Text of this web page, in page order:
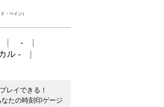
・ベイン）
-
ル -
レイできる！
たの時刻印ゲージ